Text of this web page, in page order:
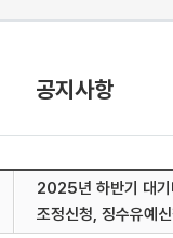
공지사항
2025년 하반기 대기
조정신청, 징수유예